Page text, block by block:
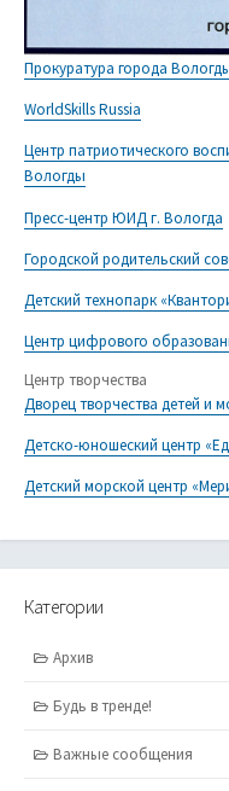
Прокуратура города
WorldSkills Russia
Центр патриотического
Вологды
Пресс-центр ЮИД г. Вологда
Городской родительский
Детский технопарк
Центр цифрового
Центр творчества
Дворец творчества детей и
Детско-юношеский центр
Детский морской центр
Категории
Архив
Будь в тренде!
Важные сообщения